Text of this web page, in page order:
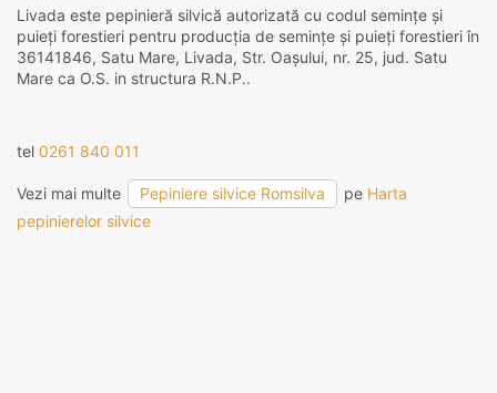
Livada este pepinieră silvică autorizată cu codul semințe și
puieți forestieri pentru producția de semințe și puieți forestieri în
36141846, Satu Mare, Livada, Str. Oaşului, nr. 25, jud. Satu
Mare ca O.S. in structura R.N.P..
tel 0261 840 011
Vezi mai multe Pepiniere silvice Romsilva pe Harta
pepinierelor silvice